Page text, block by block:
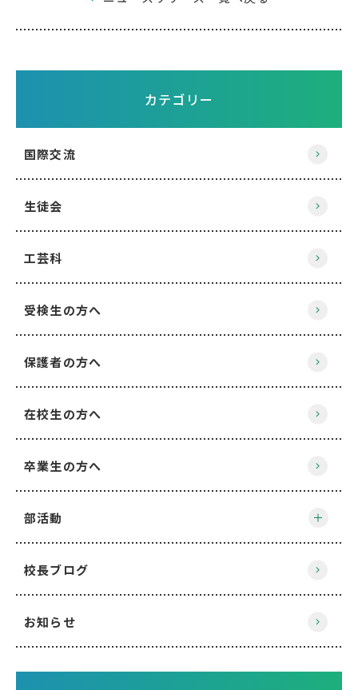
カテゴリー
国際交流
生徒会
工芸科
受検生の方へ
保護者の方へ
在校生の方へ
卒業生の方へ
部活動
校長ブログ
お知らせ